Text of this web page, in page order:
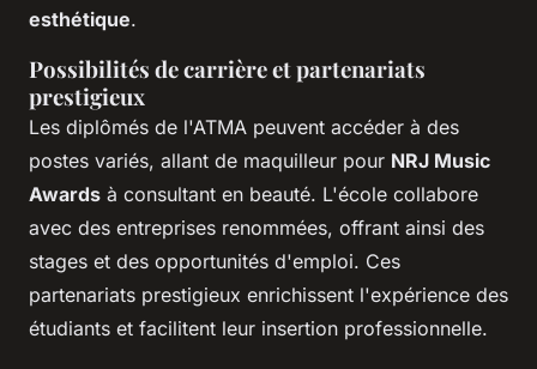
esthétique.
Possibilités de carrière et partenariats
prestigieux
Les diplômés de l'ATMA peuvent accéder à des
postes variés, allant de maquilleur pour NRJ Music
Awards à consultant en beauté. L'école collabore
avec des entreprises renommées, offrant ainsi des
stages et des opportunités d'emploi. Ces
partenariats prestigieux enrichissent l'expérience des
étudiants et facilitent leur insertion professionnelle.